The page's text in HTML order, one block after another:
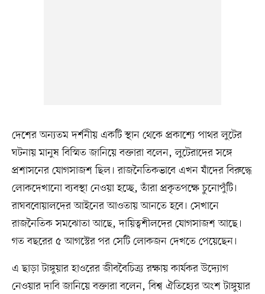
দেশের অন্যতম দর্শনীয় একটি স্থান থেকে প্রকাশ্যে পাথর লুটের
ঘটনায় মানুষ বিস্মিত জানিয়ে বক্তারা বলেন, লুটেরাদের সঙ্গে
প্রশাসনের যোগসাজশ ছিল। রাজনৈতিকভাবে এখন যাঁদের বিরুদ্ধে
লোকদেখানো ব্যবস্থা নেওয়া হচ্ছে, তাঁরা প্রকৃতপক্ষে চুনোপুঁটি।
রাঘববোয়ালদের আইনের আওতায় আনতে হবে। সেখানে
রাজনৈতিক সমঝোতা আছে, দায়িত্বশীলদের যোগসাজশ আছে।
গত বছরের ৫ আগস্টের পর সেটি লোকজন দেখতে পেয়েছেন।
এ ছাড়া টাঙ্গুয়ার হাওরের জীববৈচিত্র্য রক্ষায় কার্যকর উদ্যোগ
নেওয়ার দাবি জানিয়ে বক্তারা বলেন, বিশ্ব ঐতিহ্যের অংশ টাঙ্গুয়ার